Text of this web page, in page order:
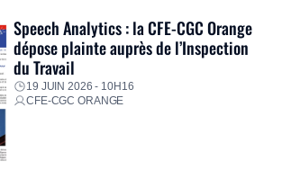
Speech Analytics : la CFE-CGC Orange
dépose plainte auprès de l’Inspection
du Travail
19 JUIN 2026 - 10H16
CFE-CGC ORANGE